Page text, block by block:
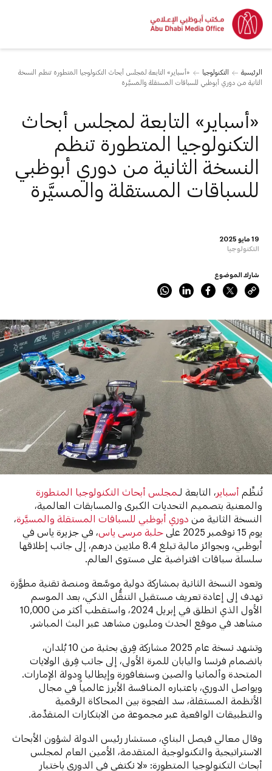
الرئيسية التكنولوجيا
«أسباير» التابعة لمجلس أبحاث التكنولوجيا المتطورة تنظم النسخة
الثانية من دوري أبوظبي للسباقات المستقلة والمسيَّرة
19 مايو 2025
التكنولوجيا
«أسباير» التابعة لمجلس أبحاث
التكنولوجيا المتطورة تنظم
النسخة الثانية من دوري أبوظبي
للسباقات المستقلة والمسيَّرة
شارك الموضوع
تُنظِّم أسباير، التابعة لـمجلس أبحاث التكنولوجيا المتطورة
والمعنية بتصميم التحديات الكبرى والمسابقات العالمية،
النسخة الثانية مندوري أبوظبي للسباقات المستقلة والمسيَّرة،
يوم 15 نوفمبر 2025 على
حلبة مرسى ياس ، في جزيرة ياس في
أبوظبي، وبجوائز مالية تبلغ 8.4 ملايين درهم، إلى جانب إطلاقها
سلسلة سباقات افتراضية على مستوى العالم.
وتعود النسخة الثانية بمشاركة دولية موسَّعة ومنصة تقنية مطوَّرة
تهدف إلى إعادة تعريف مستقبل التنقُّل الذكي، بعد الموسم
الأول الذي انطلق في إبريل 2024، واستقطب أكثر من 10,000
مشاهد في موقع الحدث ومليون مشاهد عبر البث المباشر.
وتشهد نسخة عام 2025 مشاركة فِرق بحثية من 10 بُلدان،
بانضمام فرنسا واليابان للمرة الأولى، إلى جانب فِرق الولايات
المتحدة وألمانيا والصين وسنغافورة وإيطاليا ودولة الإمارات.
ويواصل الدوري، باعتباره المنافسة الأبرز عالمياً في مجال
الأنظمة المستقلة، سد الفجوة بين المحاكاة الرقمية
والتطبيقات الواقعية عبر مجموعة من الابتكارات المتقدِّمة.
وقال معالي فيصل البناي، مستشار رئيس الدولة لشؤون الأبحاث
الاستراتيجية والتكنولوجية المتقدمة، الأمين العام لمجلس
أبحاث التكنولوجيا المتطورة: «لا نكتفي في الدوري باختبار